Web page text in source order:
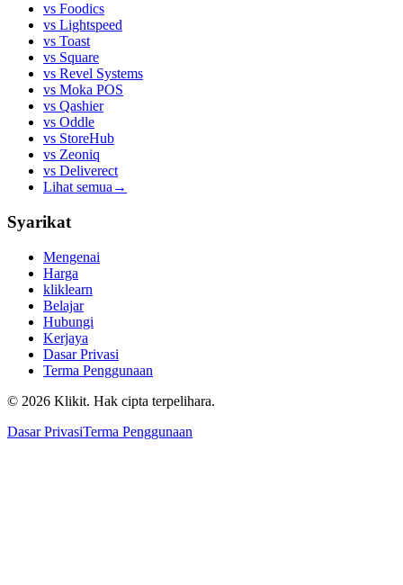
vs Foodics
vs Lightspeed
vs Toast
vs Square
vs Revel Systems
vs Moka POS
vs Qashier
vs Oddle
vs StoreHub
vs Zeoniq
vs Deliverect
Lihat semua →
Syarikat
Mengenai
Harga
kliklearn
Belajar
Hubungi
Kerjaya
Dasar Privasi
Terma Penggunaan
© 2026 Klikit. Hak cipta terpelihara.
Dasar PrivasiTerma Penggunaan